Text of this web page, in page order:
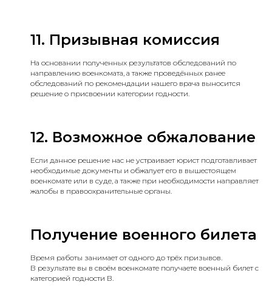
11. Призывная комиссия
На основании полученных результатов обследований по
направлению военкомата, а также проведённых ранее
обследований по рекомендации нашего врача выносится
решение о присвоении категории годности.
12. Возможное обжалование
Если данное решение нас не устраивает юрист подготавливает
необходимые документы и обжалует его в вышестоящем
военкомате или в суде, а также при необходимости направляет
жалобы в правоохранительные органы.
Получение военного билета
Время работы занимает от одного до трёх призывов.
В результате вы в своём военкомате получаете военный билет с
категорией годности В.